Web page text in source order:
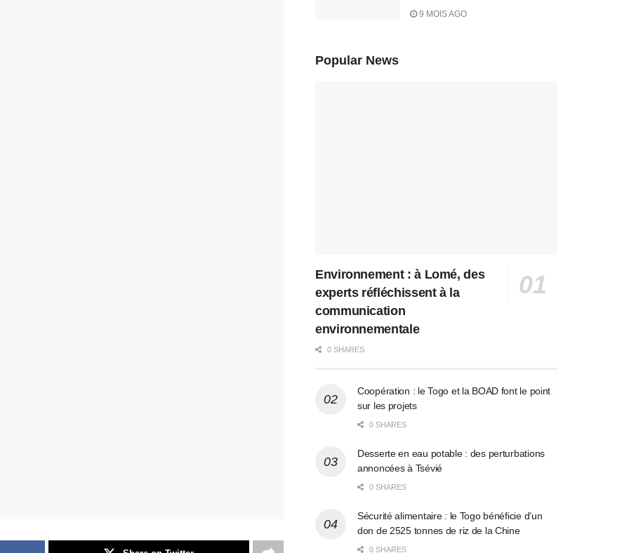
9 MOIS AGO
Popular News
Environnement : à Lomé, des
experts réfléchissent à la
communication
environnementale
0 SHARES
Coopération : le Togo et la BOAD font le point
sur les projets
0 SHARES
Desserte en eau potable : des perturbations
annoncées à Tsévié
0 SHARES
Sécurité alimentaire : le Togo bénéficie d’un
don de 2525 tonnes de riz de la Chine
0 SHARES